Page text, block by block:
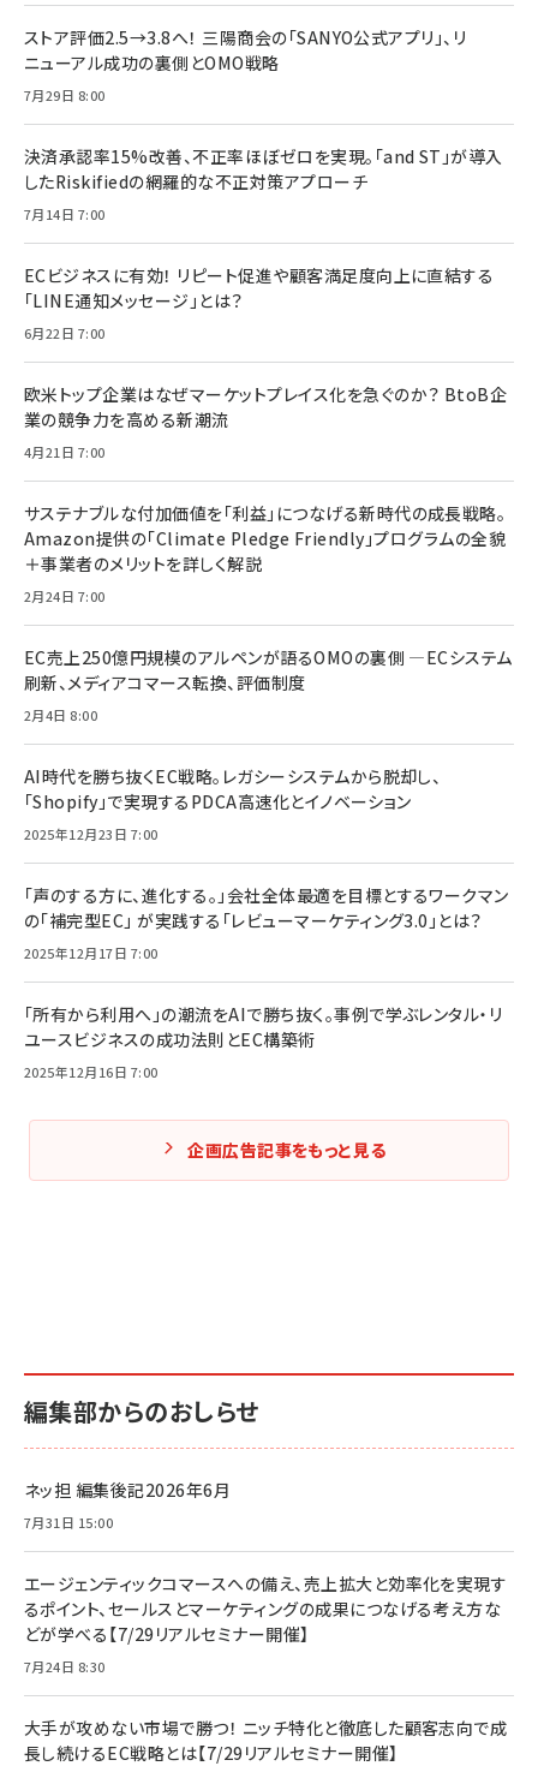
ストア評価2.5→3.8へ！ 三陽商会の「SANYO公式アプリ」、リ
ニューアル成功の裏側とOMO戦略
7月29日 8:00
決済承認率15%改善、不正率ほぼゼロを実現。「and ST」が導入
したRiskifiedの網羅的な不正対策アプローチ
7月14日 7:00
ECビジネスに有効！ リピート促進や顧客満足度向上に直結する
「LINE通知メッセージ」とは？
6月22日 7:00
欧米トップ企業はなぜマーケットプレイス化を急ぐのか？ BtoB企
業の競争力を高める新潮流
4月21日 7:00
サステナブルな付加価値を「利益」につなげる新時代の成長戦略。
Amazon提供の「Climate Pledge Friendly」プログラムの全貌
＋事業者のメリットを詳しく解説
2月24日 7:00
EC売上250億円規模のアルペンが語るOMOの裏側 ―ECシステム
刷新、メディアコマース転換、評価制度
2月4日 8:00
AI時代を勝ち抜くEC戦略。レガシーシステムから脱却し、
「Shopify」で実現するPDCA高速化とイノベーション
2025年12月23日 7:00
「声のする方に、進化する。」会社全体最適を目標とするワークマン
の「補完型EC」 が実践する「レビューマーケティング3.0」とは？
2025年12月17日 7:00
「所有から利用へ」の潮流をAIで勝ち抜く。事例で学ぶレンタル・リ
ユースビジネスの成功法則とEC構築術
2025年12月16日 7:00
企画広告記事をもっと見る
編集部からのおしらせ
ネッ担 編集後記2026年6月
7月31日 15:00
エージェンティックコマースへの備え、売上拡大と効率化を実現す
るポイント、セールスとマーケティングの成果につなげる考え方な
どが学べる【7/29リアルセミナー開催】
7月24日 8:30
大手が攻めない市場で勝つ！ ニッチ特化と徹底した顧客志向で成
長し続けるEC戦略とは【7/29リアルセミナー開催】